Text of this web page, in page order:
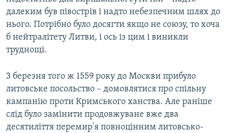
далеким був півострів і надто небезпечним шлях до
нього. Потрібно було досягти якщо не союзу, то хоча
б нейтралітету Литви, і ось із цим і виникли
труднощі.
3 березня того ж 1559 року до Москви прибуло
литовське посольство – домовлятися про спільну
кампанію проти Кримського ханства. Але раніше
слід було замінити продовжуване вже два
десятиліття перемир'я повноцінним литовсько-